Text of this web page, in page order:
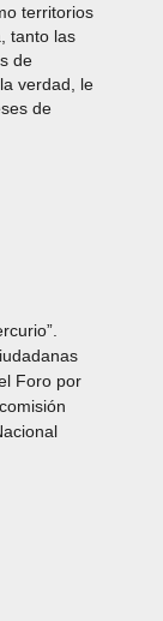
territorios
tanto las
de
verdad, le
de
Foro por